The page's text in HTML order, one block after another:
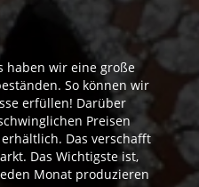
haben wir eine große
So können wir
erfüllen! Darüber
Preisen
Das verschafft
Das Wichtigste ist,
Monat produzieren